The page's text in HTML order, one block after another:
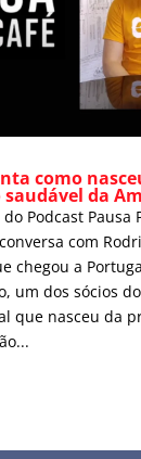
como
da
Podcast Pausa
com
chegou a
um dos sócios
que nasceu da